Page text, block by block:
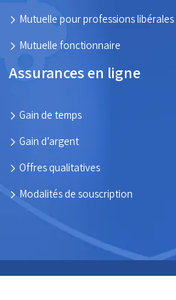
Mutuelle pour professions libérales
Mutuelle fonctionnaire
Assurances en ligne
Gain de temps
Gain d’argent
Offres qualitatives
Modalités de souscription